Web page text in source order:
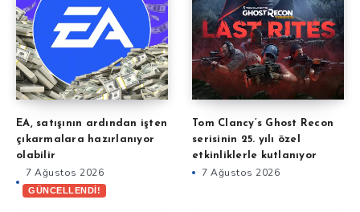
EA, satışının ardından işten
çıkarmalara hazırlanıyor
olabilir
7 Ağustos 2026
GÜNCELLENDİ!
Tom Clancy’s Ghost Recon
serisinin 25. yılı özel
etkinliklerle kutlanıyor
7 Ağustos 2026